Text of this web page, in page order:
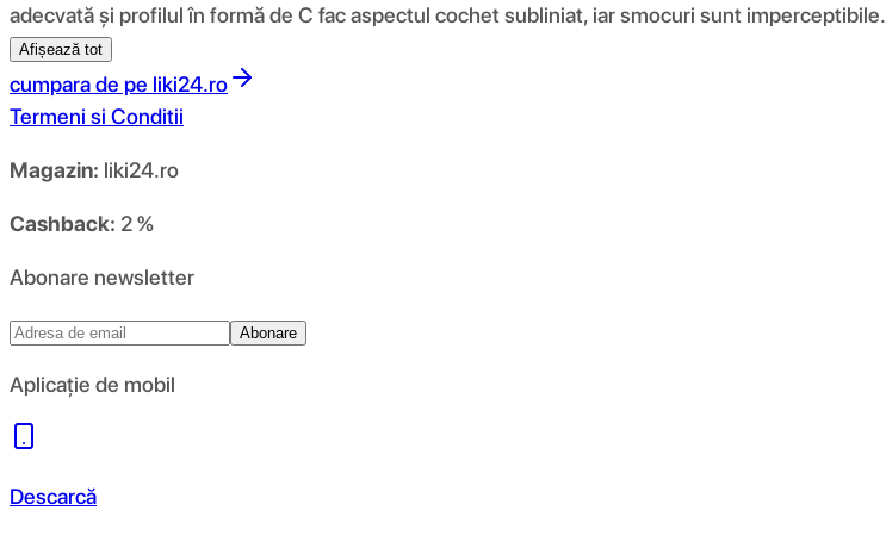
adecvată și profilul în formă de C fac aspectul cochet subliniat, iar smocuri sunt imperceptibile.
Afișează tot
cumpara de pe liki24.ro
Termeni si Conditii
Magazin: liki24.ro
Cashback: 2 %
Abonare newsletter
Abonare
Aplicație de mobil
Descarcă